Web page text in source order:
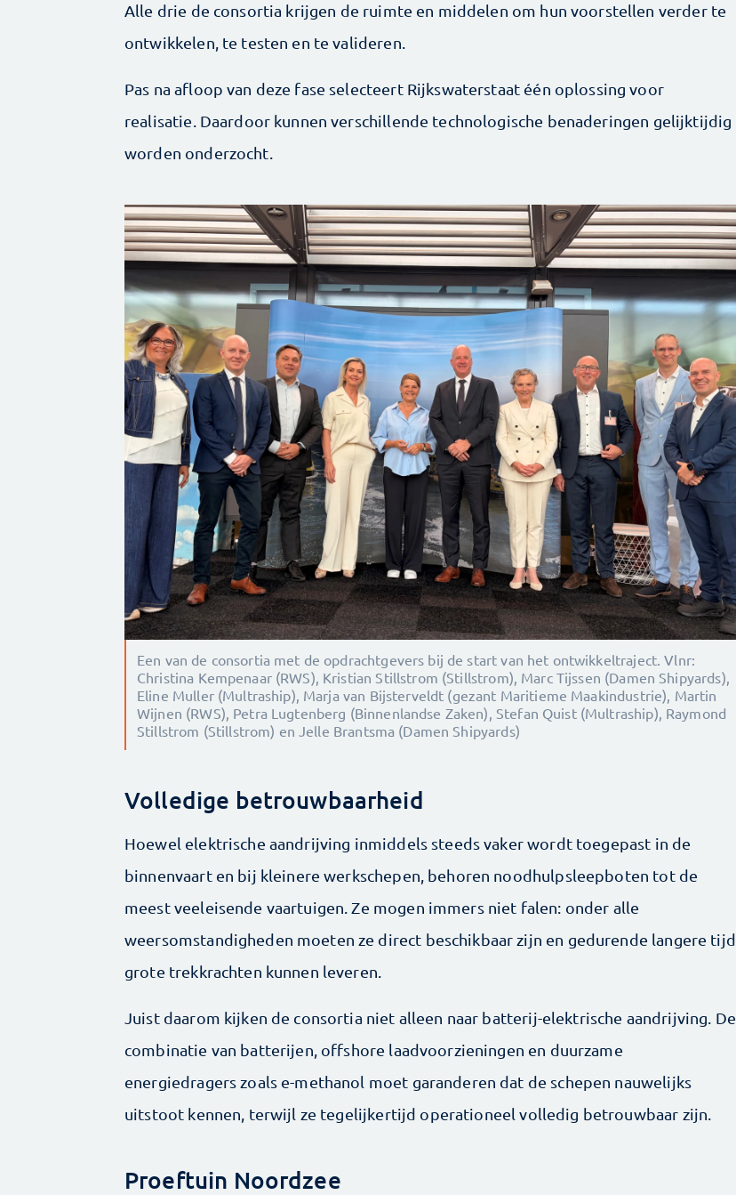
Alle drie de consortia krijgen de ruimte en middelen om hun voorstellen verder te
ontwikkelen, te testen en te valideren.
Pas na afloop van deze fase selecteert Rijkswaterstaat één oplossing voor
realisatie. Daardoor kunnen verschillende technologische benaderingen gelijktijdig
worden onderzocht.
Een van de consortia met de opdrachtgevers bij de start van het ontwikkeltraject. Vlnr:
Christina Kempenaar (RWS), Kristian Stillstrom (Stillstrom), Marc Tijssen (Damen Shipyards),
Eline Muller (Multraship), Marja van Bijsterveldt (gezant Maritieme Maakindustrie), Martin
Wijnen (RWS), Petra Lugtenberg (Binnenlandse Zaken), Stefan Quist (Multraship), Raymond
Stillstrom (Stillstrom) en Jelle Brantsma (Damen Shipyards)
Volledige betrouwbaarheid
Hoewel elektrische aandrijving inmiddels steeds vaker wordt toegepast in de
binnenvaart en bij kleinere werkschepen, behoren noodhulpsleepboten tot de
meest veeleisende vaartuigen. Ze mogen immers niet falen: onder alle
weersomstandigheden moeten ze direct beschikbaar zijn en gedurende langere tijd
grote trekkrachten kunnen leveren.
Juist daarom kijken de consortia niet alleen naar batterij-elektrische aandrijving. De
combinatie van batterijen, offshore laadvoorzieningen en duurzame
energiedragers zoals e-methanol moet garanderen dat de schepen nauwelijks
uitstoot kennen, terwijl ze tegelijkertijd operationeel volledig betrouwbaar zijn.
Proeftuin Noordzee